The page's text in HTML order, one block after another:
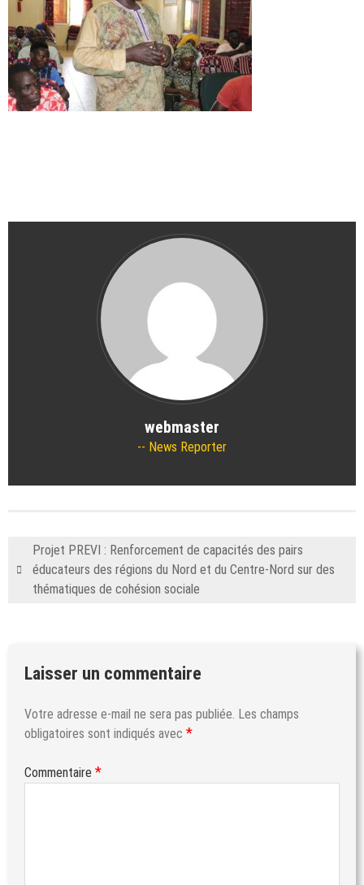
webmaster
News Reporter
Projet PREVI : Renforcement de capacités des pairs
éducateurs des régions du Nord et du Centre-Nord sur des
thématiques de cohésion sociale
Laisser un commentaire
Votre adresse e-mail ne sera pas publiée. Les champs
obligatoires sont indiqués avec *
Commentaire *